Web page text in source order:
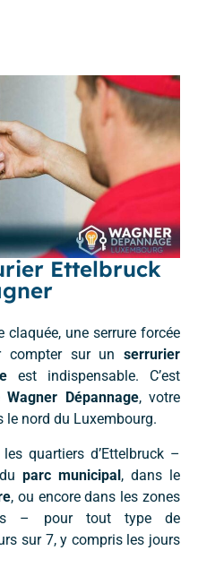
Ettelbruck
claquée, une serrure forcée
compter sur un serrurier
est indispensable. C’est
Wagner Dépannage, votre
le nord du Luxembourg.
quartiers d’Ettelbruck –
parc municipal, dans le
, ou encore dans les zones
– pour tout type de
sur 7, y compris les jours